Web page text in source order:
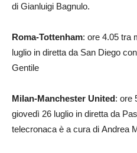
di Gianluigi Bagnulo.
Roma-Tottenham: ore 4.05 tra
luglio in diretta da San Diego
Gentile
Milan-Manchester United: ore
giovedì 26 luglio in diretta da
telecronaca è a cura di Andrea